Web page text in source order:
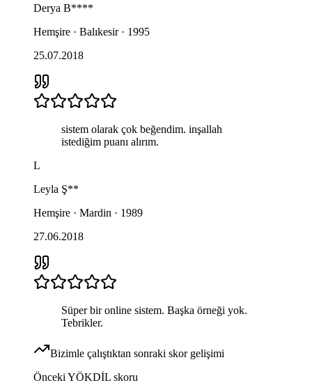
Derya B****
Hemşire · Balıkesir · 1995
25.07.2018
sistem olarak çok beğendim. inşallah
istediğim puanı alırım.
L
Leyla Ş**
Hemşire · Mardin · 1989
27.06.2018
Süper bir online sistem. Başka örneği yok.
Tebrikler.
Bizimle çalıştıktan sonraki skor gelişimi
Önceki YÖKDİL skoru